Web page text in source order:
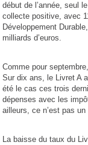
début de l’année, seul
collecte positive, avec
Développement
milliards d’euros.
Comme pour
Sur dix ans, le Livret A
été le cas ces trois
dépenses avec les
ailleurs, ce n’est pas
La baisse du taux du